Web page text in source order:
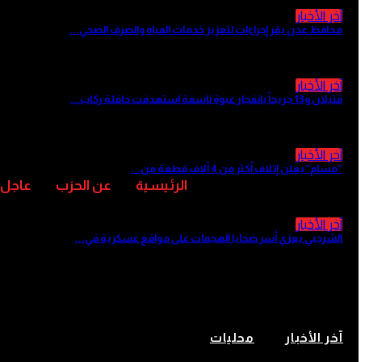
الرئيسية عن الحزب عاجل
آخر الأخبار
محافظ عدن يقر إجراءات لتعزيز خدمات المياه والصرف الصحي...
آخر الأخبار
قتيلان و13 جريحاً بانفجار عبوة ناسفة استهدفت حافلة ركاب...
آخر الأخبار
“مسام” يعلن إتلاف أكثر من 4 آلاف قطعة من...
آخر الأخبار
الشرجبي يعزي أسر ضحايا الهجمات على مواقع عسكرية في...
آخر الأخبار محليات